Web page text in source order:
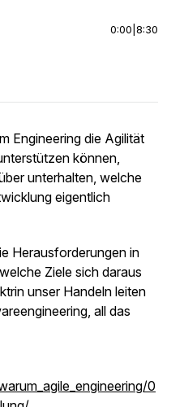
0:00 8:30
Engineering die Agilität
können,
unterhalten, welche
eigentlich
Herausforderungen in
Ziele sich daraus
unser Handeln leiten
all das
0